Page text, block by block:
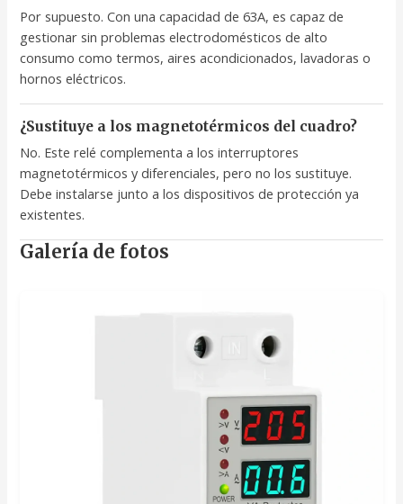
Por supuesto. Con una capacidad de 63A, es capaz de
gestionar sin problemas electrodomésticos de alto
consumo como termos, aires acondicionados, lavadoras o
hornos eléctricos.
¿Sustituye a los magnetotérmicos del cuadro?
No. Este relé complementa a los interruptores
magnetotérmicos y diferenciales, pero no los sustituye.
Debe instalarse junto a los dispositivos de protección ya
existentes.
Galería de fotos